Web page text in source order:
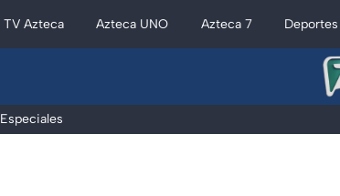
TV Azteca Azteca UNO Azteca 7 Deportes
Especiales